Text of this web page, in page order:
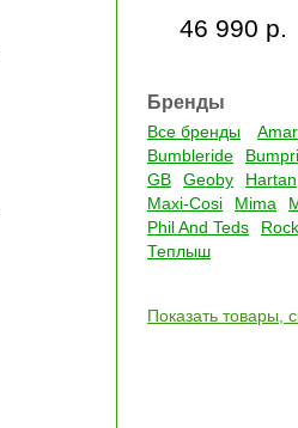
46 990 р.
Бренды
Все бренды
Bumbleride
GB
Geoby Hartan
Maxi-Cosi
Mima
Phil And Teds
Теплыш
Показать товары,